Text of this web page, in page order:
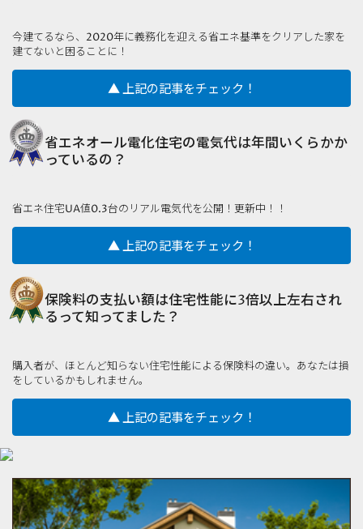
今建てるなら、2020年に義務化を迎える省エネ基準をクリアした家を
建てないと困ることに！
▲ 上記の記事をチェック！
省エネオール電化住宅の電気代は年間いくらかか
っているの？
省エネ住宅UA値0.3台のリアル電気代を公開！更新中！！
▲ 上記の記事をチェック！
保険料の支払い額は住宅性能に3倍以上左右され
るって知ってました？
購入者が、ほとんど知らない住宅性能による保険料の違い。あなたは損
をしているかもしれません。
▲ 上記の記事をチェック！